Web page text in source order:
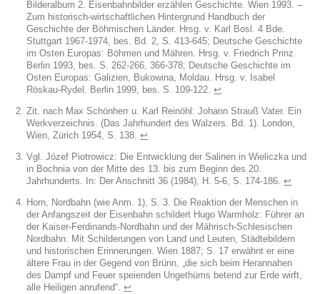
Bilderalbum 2. Eisenbahnbilder erzählen Geschichte. Wien 1993. –
Zum historisch-wirtschaftlichen Hintergrund Handbuch der
Geschichte der Böhmischen Länder. Hrsg. v. Karl Bosl. 4 Bde.
Stuttgart 1967-1974, bes. Bd. 2, S. 413-645; Deutsche Geschichte
im Osten Europas: Böhmen und Mähren. Hrsg. v. Friedrich Prinz.
Berlin 1993, bes. S. 262-266, 366-378; Deutsche Geschichte im
Osten Europas: Galizien, Bukowina, Moldau. Hrsg. v. Isabel
Röskau-Rydel. Berlin 1999, bes. S. 109-122.↩︎
Zit. nach Max Schönherr u. Karl Reinöhl: Johann Strauß Vater. Ein
Werkverzeichnis. (Das Jahrhundert des Walzers. Bd. 1). London,
Wien, Zürich 1954, S. 138.↩︎
Vgl. Józef Piotrowicz: Die Entwicklung der Salinen in Wieliczka und
in Bochnia von der Mitte des 13. bis zum Beginn des 20.
Jahrhunderts. In: Der Anschnitt 36 (1984), H. 5-6, S. 174-186.↩︎
Horn, Nordbahn (wie Anm. 1), S. 3. Die Reaktion der Menschen in
der Anfangszeit der Eisenbahn schildert Hugo Warmholz: Führer an
der Kaiser-Ferdinands-Nordbahn und der Mährisch-Schlesischen
Nordbahn. Mit Schilderungen von Land und Leuten, Städtebildern
und historischen Erinnerungen. Wien 1887; S. 17 erwähnt er eine
ältere Frau in der Gegend von Brünn, „die sich beim Herannahen
des Dampf und Feuer speienden Ungethüms betend zur Erde wirft,
alle Heiligen anrufend“.↩︎